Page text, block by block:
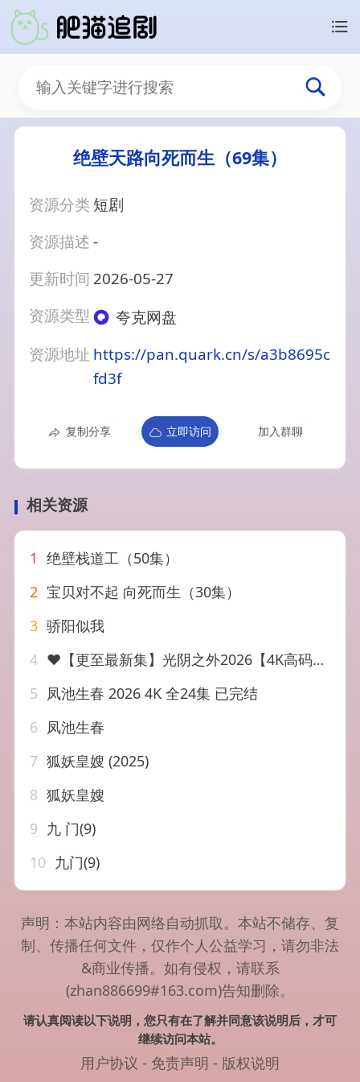
绝壁天路向死而生（69集）
资源分类 短剧
资源描述-
更新时间 2026-05-27
资源类型
夸克网盘
资源地址 https://pan.quark.cn/s/a3b8695c
fd3f
复制分享 立即访问 加入群聊
相关资源
1 绝壁栈道工（50集）
2 宝贝对不起 向死而生（30集）
3 骄阳似我
4 ❤️【更至最新集】光阴之外2026【4K高码】❤️
5 凤池生春 2026 4K 全24集 已完结
6 凤池生春
7 狐妖皇嫂 (2025)
8 狐妖皇嫂
9 九 门(9)
10 九门(9)
声明：本站内容由网络自动抓取。本站不储存、复
制、传播任何文件，仅作个人公益学习，请勿非法
&商业传播。如有侵权，请联系
(zhan886699#163.com)告知删除。
请认真阅读以下说明，您只有在了解并同意该说明后，才可
继续访问本站。
用户协议 - 免责声明 - 版权说明